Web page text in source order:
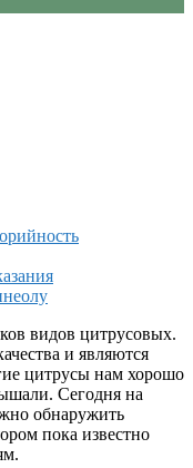
видов цитрусовых.
и являются
цитрусы нам хорошо
Сегодня на
обнаружить
пока известно